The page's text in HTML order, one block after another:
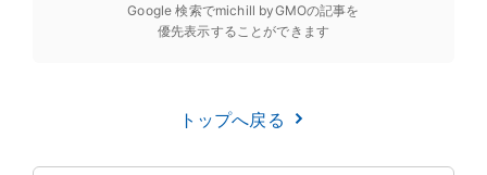
Google 検索でmichill byGMOの記事を
優先表示することができます
トップへ戻る